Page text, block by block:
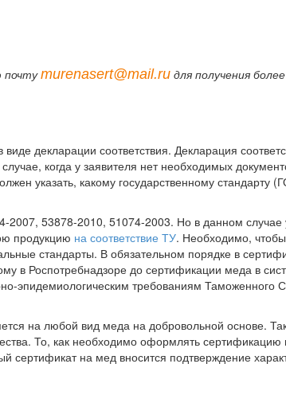
почтуmurenasert@mail.ru для получения
декларации соответствия. Декларация
когда у заявителя нет необходимых
указать, какому государственному стандарту
53878-2010, 51074-2003. Но в данном случае
продукцию на соответствие ТУ. Необходимо,
стандарты. В обязательном порядке в
в Роспотребнадзоре до сертификации меда в
эпидемиологическим требованиям Таможенного
на любой вид меда на добровольной основе.
То, как необходимо оформлять
сертификат на мед вносится подтверждение